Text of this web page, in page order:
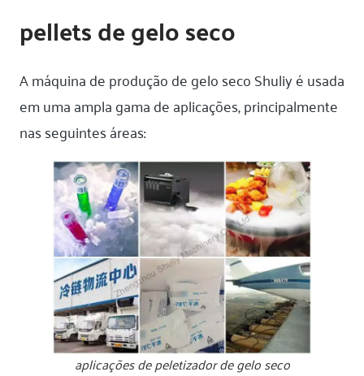
pellets de gelo seco
A máquina de produção de gelo seco Shuliy é usada
em uma ampla gama de aplicações, principalmente
nas seguintes áreas:
aplicações de peletizador de gelo seco